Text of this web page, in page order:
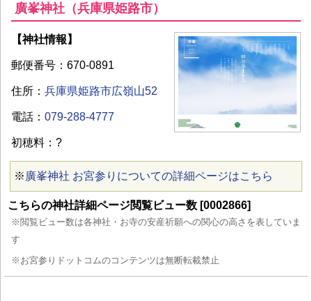
廣峯神社（兵庫県姫路市）
【神社情報】
郵便番号：670-0891
住所： 兵庫県姫路市広嶺山52
電話： 079-288-4777
初穂料：?
※ 廣峯神社 お宮参りについての詳細ページはこちら
こちらの神社詳細ページ閲覧ビュー数 [0002866]
※閲覧ビュー数は各神社・お寺の安産祈願への関心の高さを表していま
す
※お宮参りドットコムのコンテンツは無断転載禁止